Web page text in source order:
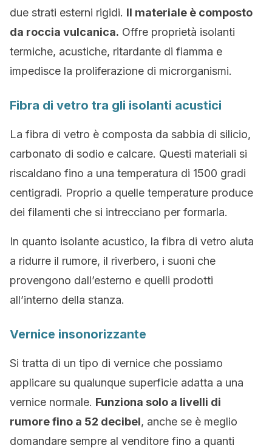
due strati esterni rigidi. Il materiale è composto
da roccia vulcanica. Offre proprietà isolanti
termiche, acustiche, ritardante di fiamma e
impedisce la proliferazione di microrganismi.
Fibra di vetro tra gli isolanti acustici
La fibra di vetro è composta da sabbia di silicio,
carbonato di sodio e calcare. Questi materiali si
riscaldano fino a una temperatura di 1500 gradi
centigradi. Proprio a quelle temperature produce
dei filamenti che si intrecciano per formarla.
In quanto isolante acustico, la fibra di vetro aiuta
a ridurre il rumore, il riverbero, i suoni che
provengono dall’esterno e quelli prodotti
all’interno della stanza.
Vernice insonorizzante
Si tratta di un tipo di vernice che possiamo
applicare su qualunque superficie adatta a una
vernice normale. Funziona solo a livelli di
rumore fino a 52 decibel, anche se è meglio
domandare sempre al venditore fino a quanti